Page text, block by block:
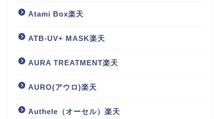
Atami Box楽天
ATB-UV+ MASK楽天
AURA TREATMENT楽天
AURO(アウロ)楽天
Authele（オーセル）楽天